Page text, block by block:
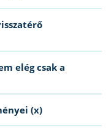
elég csak a
(x)